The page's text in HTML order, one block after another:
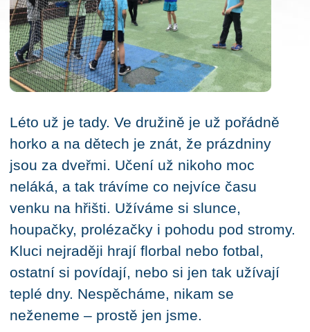
Léto už je tady. Ve družině je už pořádně
horko a na dětech je znát, že prázdniny
jsou za dveřmi. Učení už nikoho moc
neláká, a tak trávíme co nejvíce času
venku na hřišti. Užíváme si slunce,
houpačky, prolézačky i pohodu pod stromy.
Kluci nejraději hrají florbal nebo fotbal,
ostatní si povídají, nebo si jen tak užívají
teplé dny. Nespěcháme, nikam se
neženeme – prostě jen jsme.